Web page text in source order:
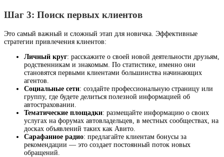
Шаг 3: Поиск первых клиентов
Это самый важный и сложный этап для новичка. Эффективные
стратегии привлечения клиентов:
Личный круг: расскажите о своей новой деятельности друзьям,
родственникам и знакомым. По статистике, именно они
становятся первыми клиентами большинства начинающих
агентов.
Социальные сети: создайте профессиональную страницу или
группу, где будете делиться полезной информацией об
автостраховании.
Тематические площадки: размещайте информацию о своих
услугах на форумах автовладельцев, в местных сообществах, на
досках объявлений таких как Авито.
Сарафанное радио: предлагайте клиентам бонусы за
рекомендации — это создает постоянный поток новых
обращений.